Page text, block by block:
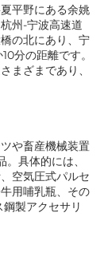
平野にある余姚
州-宁波高速道
の北にあり、宁
分の距離です。
まざまであり、
や畜産機械装置
具体的には、
空気圧式パルセ
用哺乳瓶、その
製アクセサリ